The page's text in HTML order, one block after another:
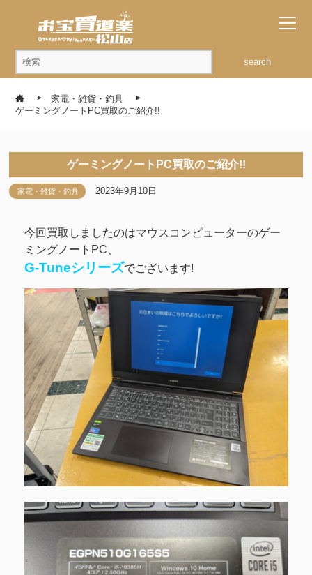
search
家電・雑貨・釣具
ゲーミングノートPC買取のご紹介!!
ゲーミングノートPC買取のご紹介!!
家電・雑貨・釣具 2023年9月10日
今回買取しましたのはマウスコンピューターのゲー
ミングノートPC、
G-Tuneシリーズでございます!